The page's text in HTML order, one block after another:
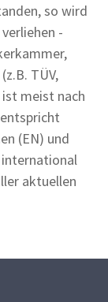
so wird
-
TÜV,
ist meist nach
(EN) und
aktuellen